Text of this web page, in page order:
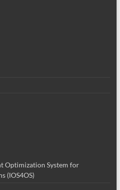
Optimization System for
(IOS4OS)